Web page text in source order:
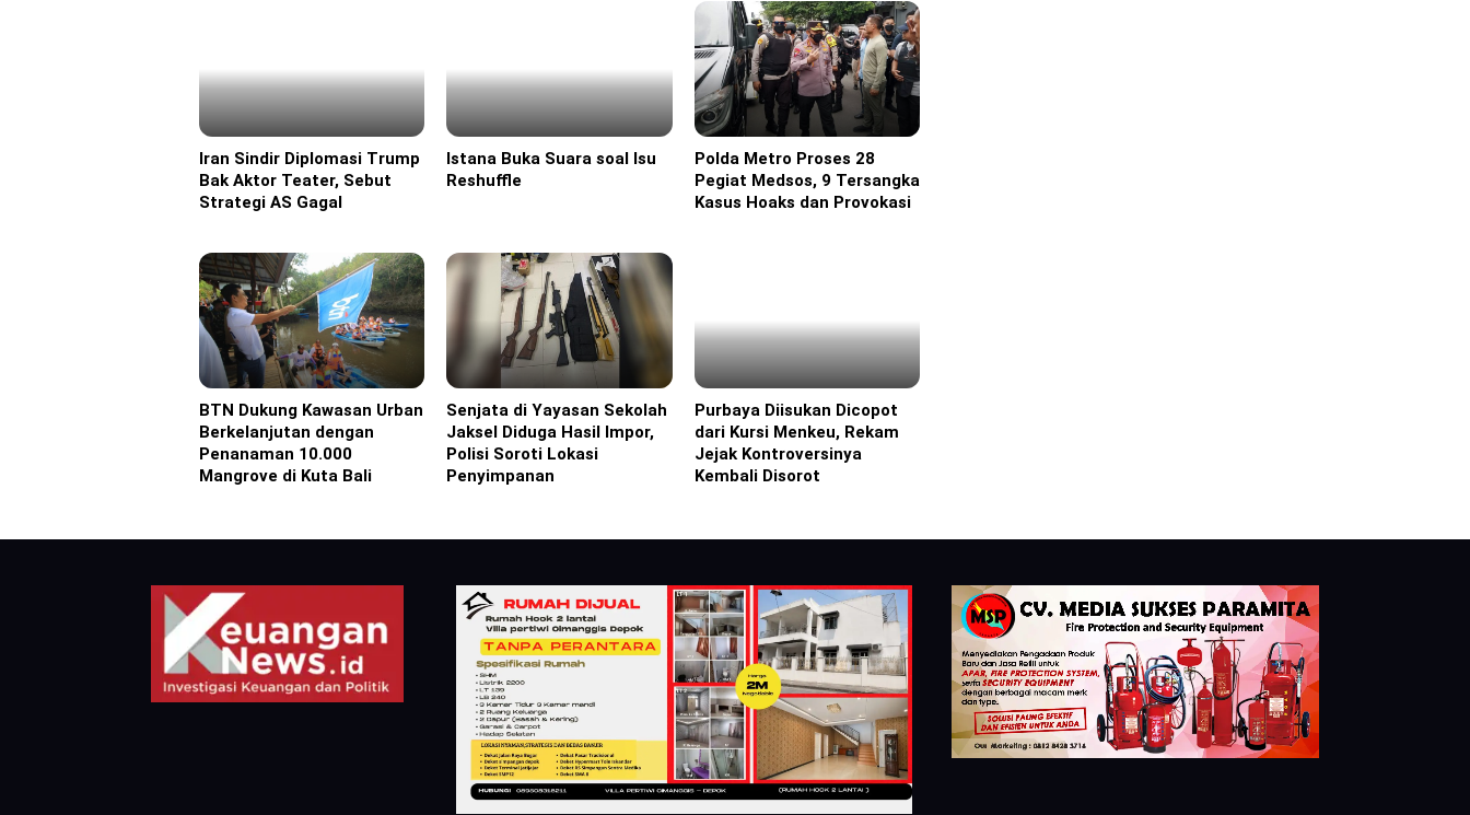
Headline
Iran Sindir Diplomasi Trump
Bak Aktor Teater, Sebut
Strategi AS Gagal
Headline
Istana Buka Suara soal Isu
Reshuffle
Headline
Polda Metro Proses 28
Pegiat Medsos, 9 Tersangka
Kasus Hoaks dan Provokasi
Advertorial
BTN Dukung Kawasan Urban
Berkelanjutan dengan
Penanaman 10.000
Mangrove di Kuta Bali
Headline
Senjata di Yayasan Sekolah
Jaksel Diduga Hasil Impor,
Polisi Soroti Lokasi
Penyimpanan
Headline
Purbaya Diisukan Dicopot
dari Kursi Menkeu, Rekam
Jejak Kontroversinya
Kembali Disorot